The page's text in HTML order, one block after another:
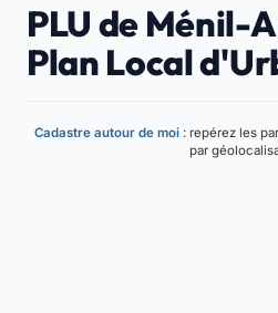
PLU de Ménil-
Plan Local
Cadastre autour de moi: repérez les
par